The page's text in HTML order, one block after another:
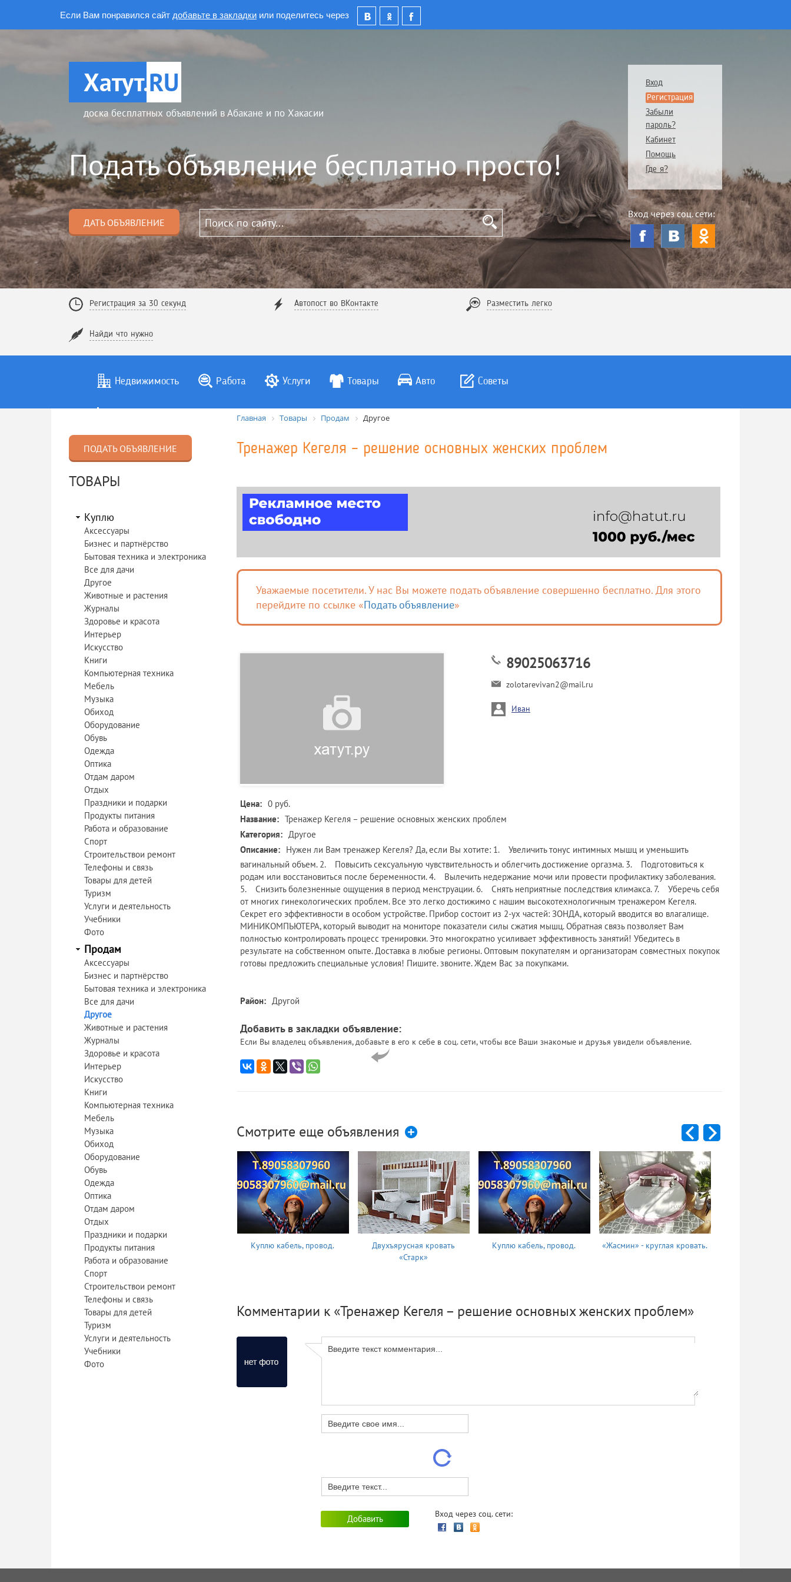
Если Вам понравился сайт добавьте в закладки или поделитесь через
Хатут.RU
доска бесплатных объявлений в Абакане и по Хакасии
Подать объявление бесплатно просто!
ДАТЬ ОБЪЯВЛЕНИЕ
Вход
Регистрация
Забыли
пароль?
Кабинет
Помощь
Где я?
Вход через соц. сети:
Регистрация за 30 секунд Автопост во ВКонтакте Разместить легко
Найди что нужно
Недвижимость Работа Услуги Товары Авто Советы
ПОДАТЬ ОБЪЯВЛЕНИЕ
ТОВАРЫ
Куплю
Аксессуары
Бизнес и партнёрство
Бытовая техника и электроника
Все для дачи
Другое
Животные и растения
Журналы
Здоровье и красота
Интерьер
Искусство
Книги
Компьютерная техника
Мебель
Музыка
Обиход
Оборудование
Обувь
Одежда
Оптика
Отдам даром
Отдых
Праздники и подарки
Продукты питания
Работа и образование
Спорт
Строительствои ремонт
Телефоны и связь
Товары для детей
Туризм
Услуги и деятельность
Учебники
Фото
Продам
Аксессуары
Бизнес и партнёрство
Бытовая техника и электроника
Все для дачи
Другое
Животные и растения
Журналы
Здоровье и красота
Интерьер
Искусство
Книги
Компьютерная техника
Мебель
Музыка
Обиход
Оборудование
Обувь
Одежда
Оптика
Отдам даром
Отдых
Праздники и подарки
Продукты питания
Работа и образование
Спорт
Строительствои ремонт
Телефоны и связь
Товары для детей
Туризм
Услуги и деятельность
Учебники
Фото
Главная Товары Продам Другое
Тренажер Кегеля – решение основных женских проблем
Уважаемые посетители. У нас Вы можете подать объявление совершенно бесплатно. Для этого
перейдите по ссылке «Подать объявление»
89025063716
zolotarevivan2@mail.ru
Иван
Цена: 0 руб.
Название: Тренажер Кегеля – решение основных женских проблем
Категория: Другое
Описание: Нужен ли Вам тренажер Кегеля? Да, если Вы хотите: 1. Увеличить тонус интимных мышц и уменьшить
вагинальный объем. 2. Повысить сексуальную чувствительность и облегчить достижение оргазма. 3. Подготовиться к
родам или восстановиться после беременности. 4. Вылечить недержание мочи или провести профилактику заболевания.
5. Снизить болезненные ощущения в период менструации. 6. Снять неприятные последствия климакса. 7. Уберечь себя
от многих гинекологических проблем. Все это легко достижимо с нашим высокотехнологичным тренажером Кегеля.
Секрет его эффективности в особом устройстве. Прибор состоит из 2-ух частей: ЗОНДА, который вводится во влагалище.
МИНИКОМПЬЮТЕРА, который выводит на мониторе показатели силы сжатия мышц. Обратная связь позволяет Вам
полностью контролировать процесс тренировки. Это многократно усиливает эффективность занятий! Убедитесь в
результате на собственном опыте. Доставка в любые регионы. Оптовым покупателям и организаторам совместных покупок
готовы предложить специальные условия! Пишите. звоните. Ждем Вас за покупками.
Район: Другой
Добавить в закладки объявление:
Если Вы владелец объявления, добавьте в его к себе в соц. сети, чтобы все Ваши знакомые и друзья увидели объявление.
Смотрите еще объявления
Куплю кабель, провод.
Двухъярусная кровать
«Старк»
Куплю кабель, провод. «Жасмин» - круглая кровать.
Комментарии к «Тренажер Кегеля – решение основных женских проблем»
Вход через соц. сети: